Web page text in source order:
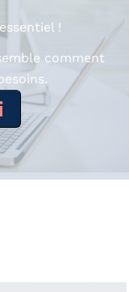
!
comment